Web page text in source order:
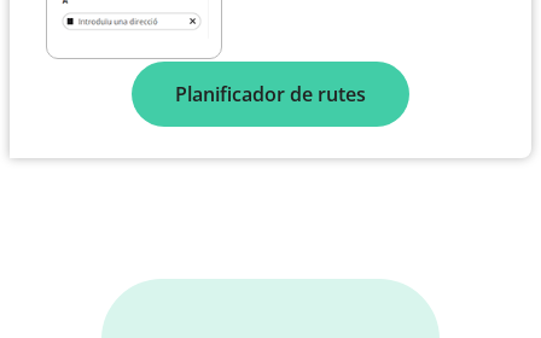
Planificador de rutes